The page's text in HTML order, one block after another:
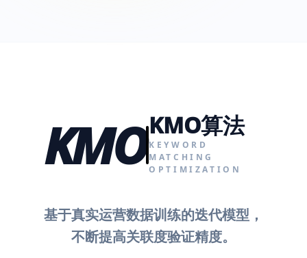
KMOKMO算法
KEYWORD
MATCHING
OPTIMIZATION
基于真实运营数据训练的迭代模型，
不断提高关联度验证精度。